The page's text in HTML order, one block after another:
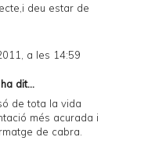
deu estar de
a les 14:59
dit...
de tota la vida
més acurada i
de cabra.